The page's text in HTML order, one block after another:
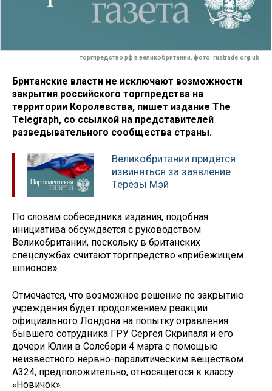
торгпредство рф в великобритании. фото: rustrade.org.uk
Британские власти не исключают возможности
закрытия российского торгпредства на
территории Королевства, пишет издание The
Telegraph, со ссылкой на представителей
разведывательного сообщества страны.
Великобритании придётся
извиняться за заявление
Терезы Мэй
По словам собеседника издания, подобная
инициатива обсуждается с руководством
Великобритании, поскольку в британских
спецслужбах считают торгпредство «прибежищем
шпионов».
Отмечается, что возможное решение по закрытию
учреждения будет продолжением реакции
официального Лондона на попытку отравления
бывшего сотрудника ГРУ Сергея Скрипаля и его
дочери Юлии в Солсбери 4 марта с помощью
неизвестного нервно-паралитическим веществом
А324, предположительно, относящегося к классу
«Новичок».